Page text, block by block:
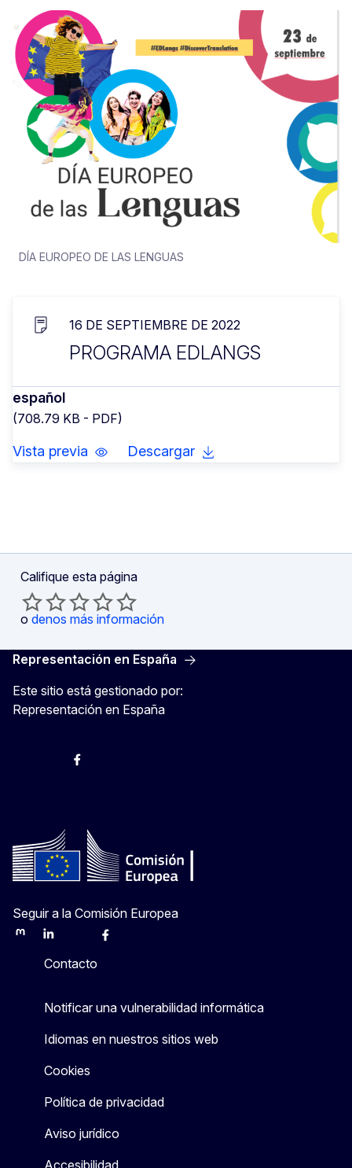
16 DE SEPTIEMBRE DE 2022
PROGRAMA EDLANGS
español
(708.79 KB - PDF)
Vista previa Descargar
DÍA EUROPEO DE LAS LENGUAS
Califique esta página
o denos más información
Representación en España
Este sitio está gestionado por:
Representación en España
@ComisionEuropea
Espacio Europa
Comisión Europea en España
Seguir a la Comisión Europea
MastodonLinkedInBlueskyFacebook
Contacto
Notificar una vulnerabilidad informática
Idiomas en nuestros sitios web
Cookies
Política de privacidad
Aviso jurídico